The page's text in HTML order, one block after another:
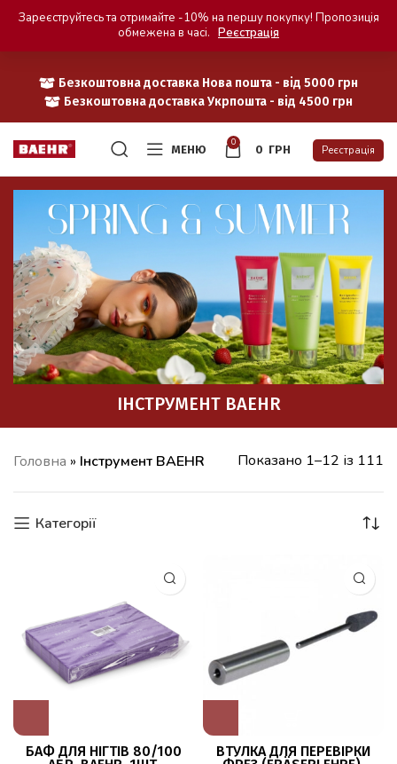
Безкоштовна доставка Нова пошта - від 5000 грн
Безкоштовна доставка Укрпошта - від 4500 грн
МЕНЮ
0
0 ГРН Реєстрація
IНСТРУМЕНТ BAEHR
Головна » Iнструмент BAEHR Показано 1–12 із 111
Категорії
БАФ ДЛЯ НІГТІВ 80/100 ВТУЛКА ДЛЯ ПЕРЕВІРКИ
Зареєструйтесь та отримайте -10% на першу покупку! Пропозиція
обмежена в часі. Реєстрація